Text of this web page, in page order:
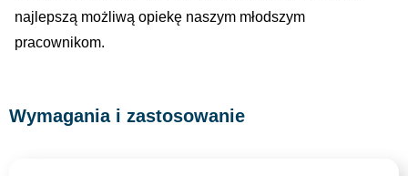
najlepszą możliwą opiekę naszym młodszym
pracownikom.
Wymagania i zastosowanie